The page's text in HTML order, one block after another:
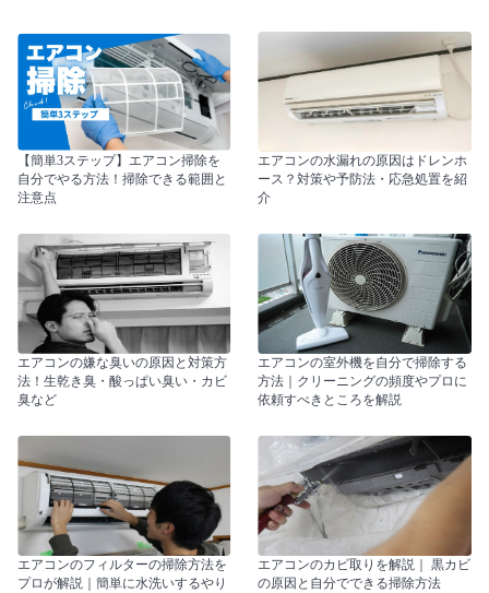
【簡単3ステップ】エアコン掃除を
自分でやる方法！掃除できる範囲と
注意点
エアコンの水漏れの原因はドレンホ
ース？対策や予防法・応急処置を紹
介
エアコンの嫌な臭いの原因と対策方
法！生乾き臭・酸っぱい臭い・カビ
臭など
エアコンの室外機を自分で掃除する
方法｜クリーニングの頻度やプロに
依頼すべきところを解説
エアコンのフィルターの掃除方法を
プロが解説｜簡単に水洗いするやり
エアコンのカビ取りを解説｜ 黒カビ
の原因と自分でできる掃除方法